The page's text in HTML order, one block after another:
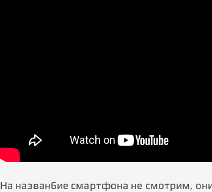
На назван6ие смартфона не смотрим,